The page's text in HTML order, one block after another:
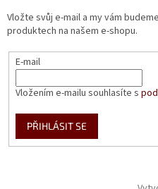
Vložte svůj e-mail a my vám
produktech na našem e-shopu.
E-mail
Vložením e-mailu souhlasíte s
PŘIHLÁSIT SE